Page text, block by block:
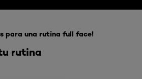
rutina
para una rutina full face!